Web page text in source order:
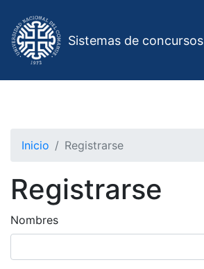
Sistemas de concursos
Inicio Registrarse
Registrarse
Nombres